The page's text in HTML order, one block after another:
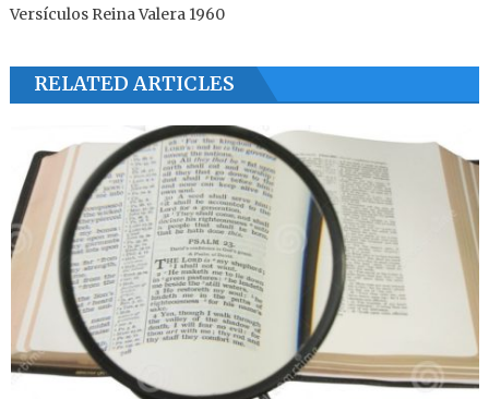
Versículos Reina Valera 1960
RELATED ARTICLES